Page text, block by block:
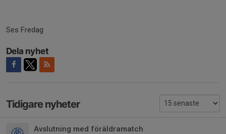
Ses Fredag
Dela nyhet
Tidigare nyheter
Avslutning med föräldramatch